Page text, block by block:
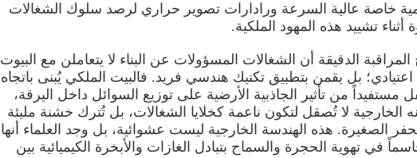
خاصة عالية السرعة ورادارات تصوير حراري لرصد سلوك الشغالات
تشييد هذه المهود الملكية.
المراقبة الدقيقة أن الشغالات المسؤولات عن البناء لا يتعاملن مع البيوت
اعتيادي؛ بل يقمن بتطبيق تكنيك هندسي فريد. فالبيت الملكي يُبنى باتجاه
مستفيداً من تأثير الجاذبية الأرضية على توزيع السوائل داخل اليرقة،
الخارجية لا تُصقل لتكون ناعمة كخلايا الشغالات، بل تُترك خشنة مليئة
الصغيرة. هذه الهندسة الخارجية ليست عشوائية، بل وجد العلماء أنها
في تهوية الحجرة والسماح بتبادل الغازات والأبخرة الكيميائية بين